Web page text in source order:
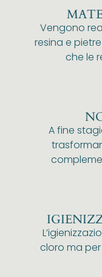
Vengono
resina e
che le
A fine
cloro ma